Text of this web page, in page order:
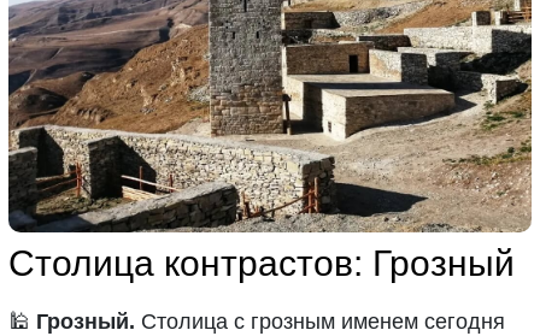
Столица контрастов: Грозный
🕌 Грозный. Столица с грозным именем сегодня